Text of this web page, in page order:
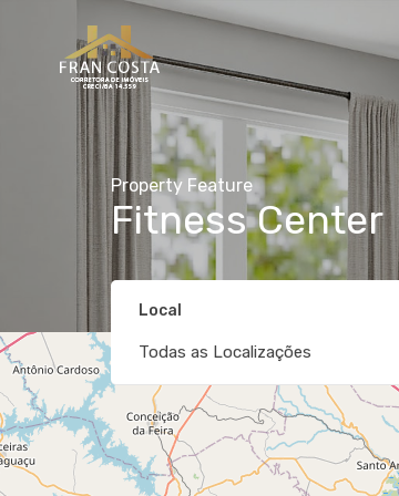
Property Feature
Fitness Center
Local
Todas as Localizações